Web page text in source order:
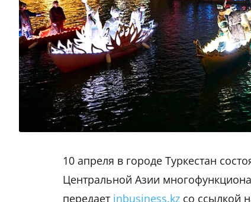
10 апреля в городе Туркестан
Центральной Азии
передает inbusiness.kz со ссылкой